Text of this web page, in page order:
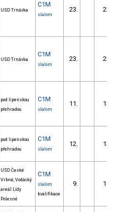
USD Trnávka
C1M
slalom
23. 23.23
USD Trnávka
C1M
slalom
23. 23.38
pod lipenskou
přehradou
C1M
slalom
11. 13.05
pod lipenskou
přehradou
C1M
slalom
12. 13.02
USD České
Vrbné, Vodácký
areál Lídy
Polesné
C1M
slalom
kvalifikace
9. 10.25